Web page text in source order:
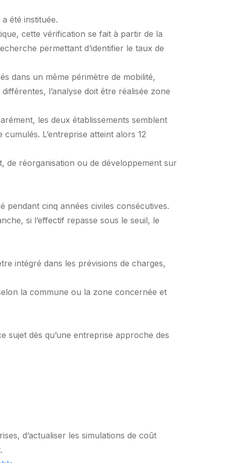
été instituée.
cette vérification se fait à partir de la
permettant d’identifier le taux de
dans un même périmètre de mobilité,
l’analyse doit être réalisée zone
les deux établissements semblent
L’entreprise atteint alors 12
de réorganisation ou de développement sur
pendant cinq années civiles consécutives.
si l’effectif repasse sous le seuil, le
intégré dans les prévisions de charges,
la commune ou la zone concernée et
sujet dès qu’une entreprise approche des
d’actualiser les simulations de coût